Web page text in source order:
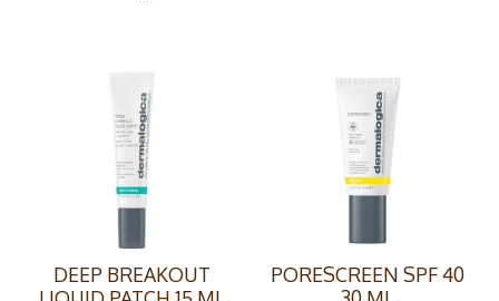
DEEP BREAKOUT
PORESCREEN SPF 40